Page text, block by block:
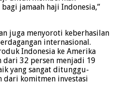
jamaah haji Indonesia,”
juga menyoroti keberhasilan
internasional.
Indonesia ke Amerika
32 persen menjadi 19
yang sangat ditunggu-
dari komitmen investasi